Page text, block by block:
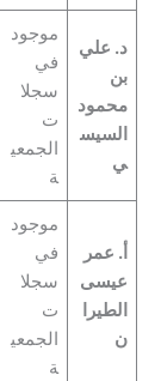
د. علي
بن
محمود
السيس
ي
موجود
في
سجلا
ت
الجمعي
ة
أ. عمر
عيسى
الطيرا
ن
موجود
في
سجلا
ت
الجمعي
ة